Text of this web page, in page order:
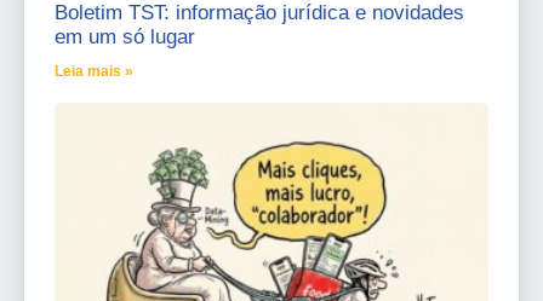
Boletim TST: informação jurídica e novidades
em um só lugar
Leia mais »